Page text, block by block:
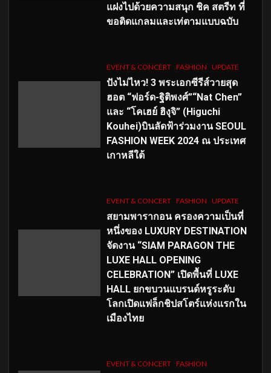
แฝงไปด้วยความสนุก ชิค สตรีท ที่
ขอติดแกลมและเท่ตามแบบฉบับ
EVENT & CONCERT FASHION UPDATE
ปังไม่ไหว! 3 พระเอกซีรีส์วายสุด
ฮอต “ฟอร์ด-ฐิติพงศ์”“Nat Chen”
และ “โคเฮย์ ฮิงุจิ” (Higuchi
Kouhei)บินลัดฟ้าร่วมงาน SEOUL
FASHION WEEK 2024 ณ ประเทศ
เกาหลีใต้
EVENT & CONCERT FASHION UPDATE
สยามพารากอน ครองความเป็นที่
หนึ่งของ LUXURY DESTINATION
จัดงาน “SIAM PARAGON THE
LUXE HALL OPENING
CELEBRATION” เปิดพื้นที่ LUXE
HALL ยกขบวนแบรนด์หรูระดับ
โลกเปิดแฟล็กชิปสโตร์แห่งแรกใน
เมืองไทย
EVENT & CONCERT FASHION